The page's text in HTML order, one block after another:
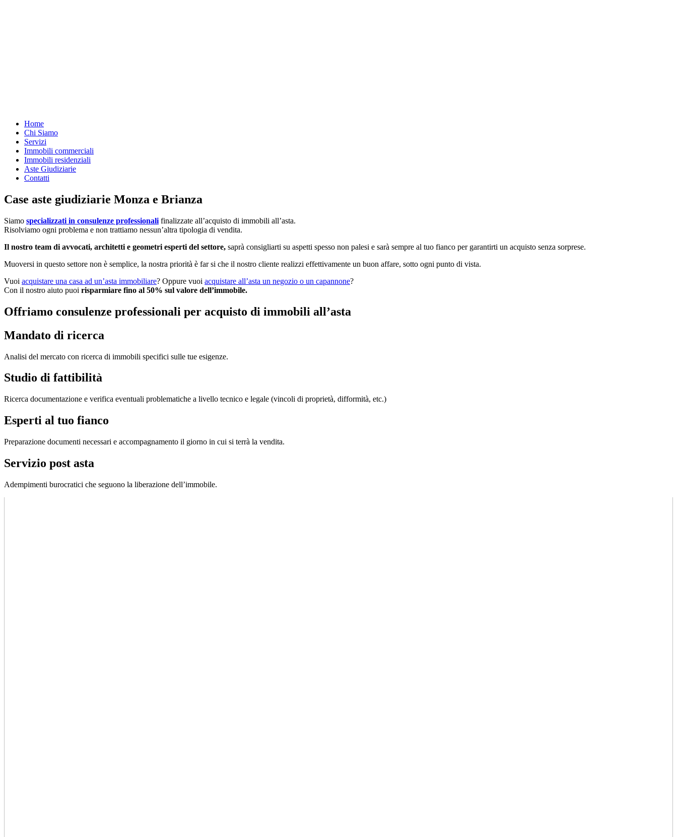
Home
Chi Siamo
Servizi
Immobili commerciali
Immobili residenziali
Aste Giudiziarie
Contatti
Case aste giudiziarie Monza e Brianza
Siamo specializzati in consulenze professionali finalizzate all’acquisto di immobili all’asta.
Risolviamo ogni problema e non trattiamo nessun’altra tipologia di vendita.
Il nostro team di avvocati, architetti e geometri esperti del settore, saprà consigliarti su aspetti spesso non palesi e sarà sempre al tuo fianco per garantirti un acquisto senza sorprese.
Muoversi in questo settore non è semplice, la nostra priorità è far si che il nostro cliente realizzi effettivamente un buon affare, sotto ogni punto di vista.
Vuoi acquistare una casa ad un’asta immobiliare? Oppure vuoi acquistare all’asta un negozio o un capannone?
Con il nostro aiuto puoi risparmiare fino al 50% sul valore dell’immobile.
Offriamo consulenze professionali per acquisto di immobili all’asta
Mandato di ricerca
Analisi del mercato con ricerca di immobili specifici sulle tue esigenze.
Studio di fattibilità
Ricerca documentazione e verifica eventuali problematiche a livello tecnico e legale (vincoli di proprietà, difformità, etc.)
Esperti al tuo fianco
Preparazione documenti necessari e accompagnamento il giorno in cui si terrà la vendita.
Servizio post asta
Adempimenti burocratici che seguono la liberazione dell’immobile.